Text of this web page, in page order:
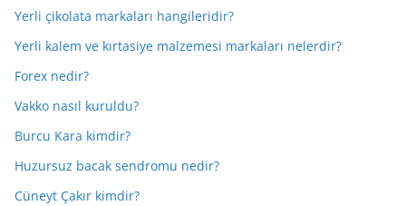
Yerli çikolata markaları hangileridir?
Yerli kalem ve kırtasiye malzemesi markaları nelerdir?
Forex nedir?
Vakko nasıl kuruldu?
Burcu Kara kimdir?
Huzursuz bacak sendromu nedir?
Cüneyt Çakır kimdir?